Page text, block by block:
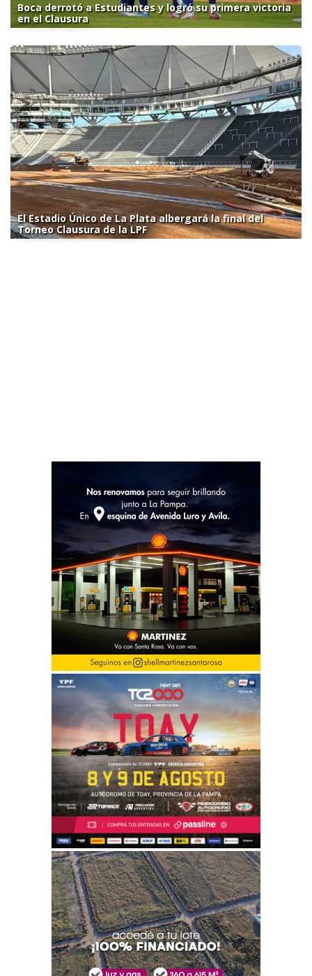
Boca derrotó a Estudiantes y logró su primera victoria
en el Clausura
El Estadio Único de La Plata albergará la final del
Torneo Clausura de la LPF